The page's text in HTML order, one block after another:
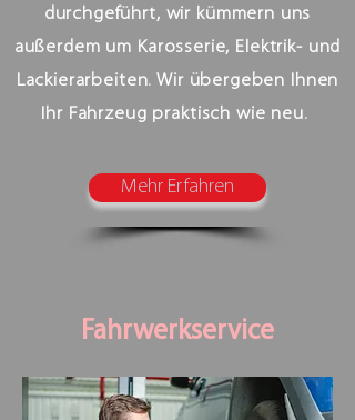
durchgeführt, wir kümmern uns
außerdem um Karosserie, Elektrik- und
Lackierarbeiten. Wir übergeben Ihnen
Ihr Fahrzeug praktisch wie neu.
Mehr Erfahren
Fahrwerkservice